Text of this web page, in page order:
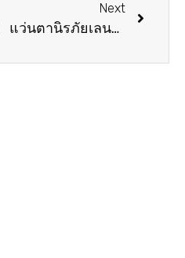
Next
แว่นตานิรภัยเลนส์เทาSG-18GAF